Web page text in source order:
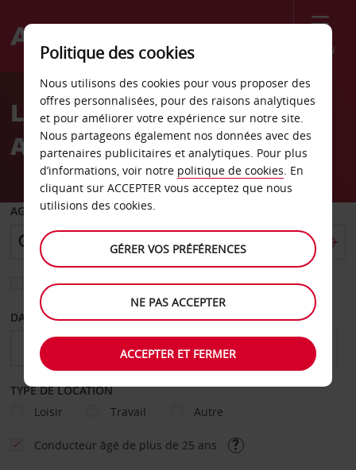
Menu
Welcome
AvisLocation de voiture
Aéroport de George
AGENCE DE DÉPART
Sélectionnez une autre agence de retour
DATE DE DÉPART DATE DE RETOUR
TYPE DE LOCATION
Loisir
Travail Autre
Conducteur âgé de plus de 25 ans
Politique des cookies
Nous utilisons des cookies pour vous proposer des
offres personnalisées, pour des raisons analytiques
et pour améliorer votre expérience sur notre site.
Nous partageons également nos données avec des
partenaires publicitaires et analytiques. Pour plus
d’informations, voir notre politique de cookies. En
cliquant sur ACCEPTER vous acceptez que nous
utilisions des cookies.
GÉRER VOS PRÉFÉRENCES
NE PAS ACCEPTER
ACCEPTER ET FERMER